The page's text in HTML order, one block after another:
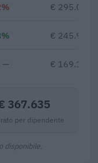
€ 295.004
€ 245.943
— € 169.138
367.635
per dipendente
disponibile.